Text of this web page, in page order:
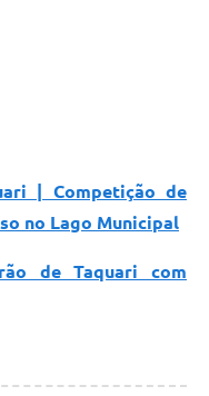
| Competição de
no Lago Municipal
de Taquari com